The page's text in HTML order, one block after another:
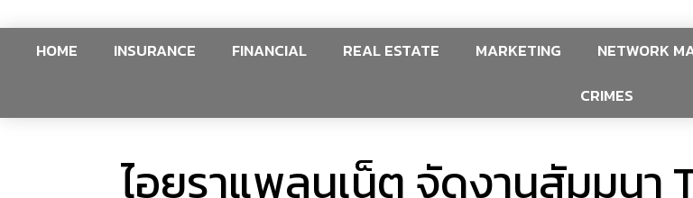
HOME INSURANCE FINANCIAL REAL ESTATE MARKETING NETWORK
CRIMES
ไอยราแพลนเน็ต จัดงานสัมมนา